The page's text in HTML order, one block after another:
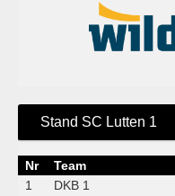
Stand SC Lutten 1
Nr Team
1
DKB 1